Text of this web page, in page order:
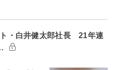
・白井健太郎社長 21年連